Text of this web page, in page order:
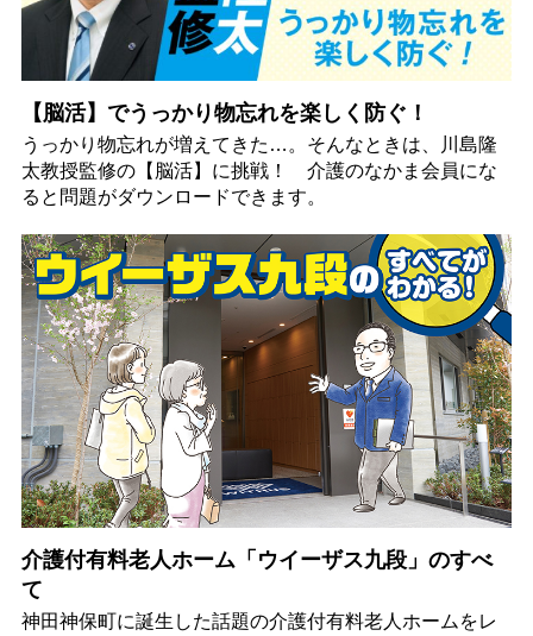
【脳活】でうっかり物忘れを楽しく防ぐ！
うっかり物忘れが増えてきた…。そんなときは、川島隆
太教授監修の【脳活】に挑戦！ 介護のなかま会員にな
ると問題がダウンロードできます。
介護付有料老人ホーム「ウイーザス九段」のすべ
て
神田神保町に誕生した話題の介護付有料老人ホームをレ